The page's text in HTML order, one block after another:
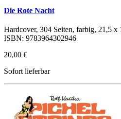
Die Rote Nacht
Hardcover, 304 Seiten, farbig, 21,5 x
ISBN: 9783964302946
20,00 €
Sofort lieferbar